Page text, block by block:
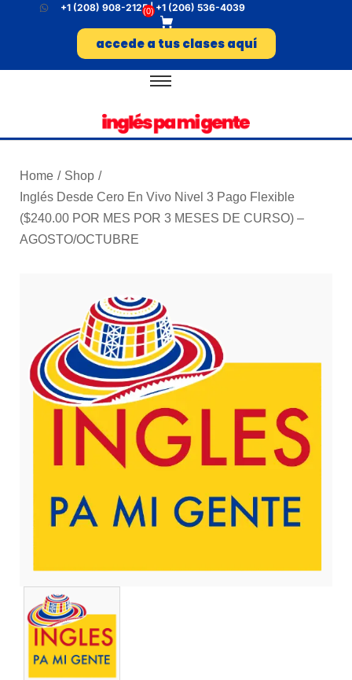
+1 (208) 908-2125 | +1 (206) 536-4039
(0)
accede a tus clases aquí
Home / Shop /
Inglés Desde Cero En Vivo Nivel 3 Pago Flexible
($240.00 POR MES POR 3 MESES DE CURSO) –
AGOSTO/OCTUBRE